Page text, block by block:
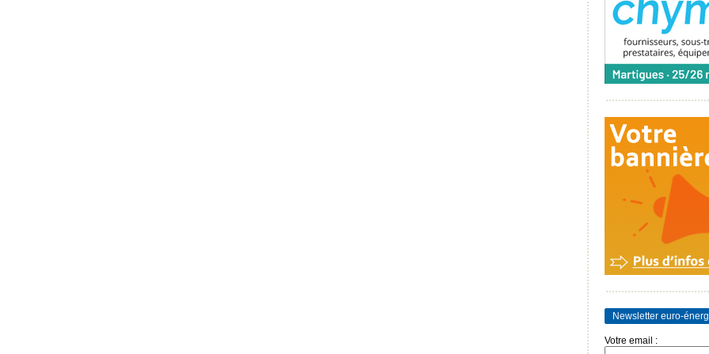
Newsletter euro-
Votre email :